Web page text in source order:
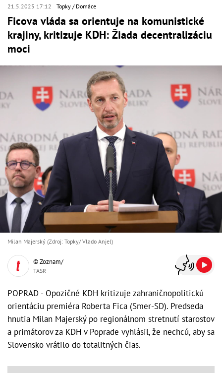
21.5.2025 17:12 Topky Domáce
Ficova vláda sa orientuje na komunistické
krajiny, kritizuje KDH: Žiada decentralizáciu
moci
Milan Majerský (Zdroj: Topky/ Vlado Anjel)
© Zoznam/
TASR
POPRAD - Opozičné KDH kritizuje zahraničnopolitickú
orientáciu premiéra Roberta Fica (Smer-SD). Predseda
hnutia Milan Majerský po regionálnom stretnutí starostov
a primátorov za KDH v Poprade vyhlásil, že nechcú, aby sa
Slovensko vrátilo do totalitných čias.